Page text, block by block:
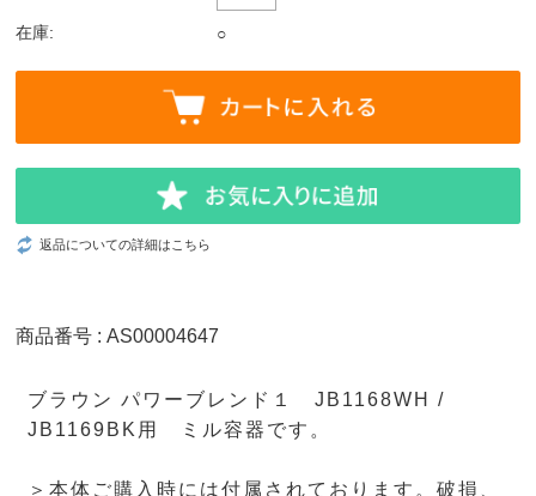
在庫: ○
返品についての詳細はこちら
商品番号 : AS00004647
ブラウン パワーブレンド１ JB1168WH /
JB1169BK用 ミル容器です。
＞本体ご購入時には付属されております。破損、